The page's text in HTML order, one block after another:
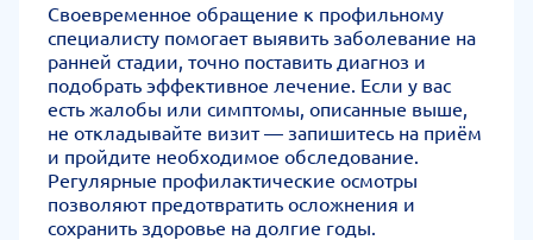
Своевременное обращение к профильному
специалисту помогает выявить заболевание на
ранней стадии, точно поставить диагноз и
подобрать эффективное лечение. Если у вас
есть жалобы или симптомы, описанные выше,
не откладывайте визит — запишитесь на приём
и пройдите необходимое обследование.
Регулярные профилактические осмотры
позволяют предотвратить осложнения и
сохранить здоровье на долгие годы.